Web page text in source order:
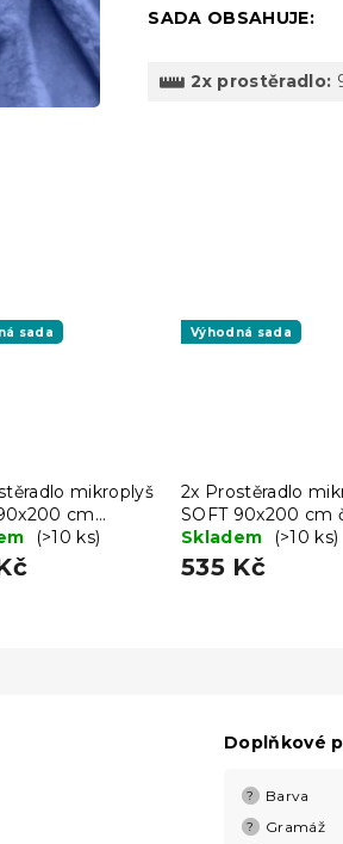
SADA OBSAHUJE:
2x prostěradlo:
sada
mikroplyš
cm
(>10 ks)
Výhodná sada
2x Prostěradlo
SOFT 90x200 cm
Skladem
(>10 ks)
535 Kč
Doplňkové
? Barva
? Gramáž